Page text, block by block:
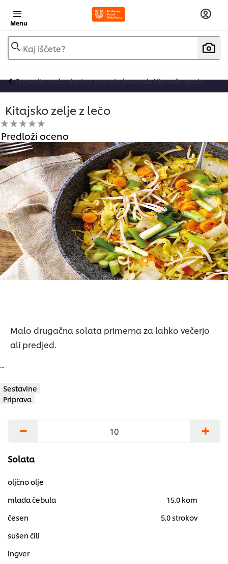
Menu
Kaj iščete?
Preverite naše slastne recepte in navdušite vaše goste
Kitajsko zelje z lečo
Za
to
recipe
ni
bila
predložena
nobena
ocena
Predloži oceno
Malo drugačna solata primerna za lahko večerjo
ali predjed.
...
Sestavine
Priprava
− +
Solata
oljčno olje
mlada čebula
15.0 kom
česen
5.0 strokov
sušen čili
ingver